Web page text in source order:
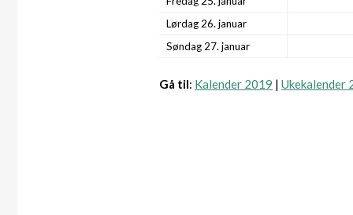
Lørdag 26. januar
Søndag 27. januar
Gå til: Kalender 2019 | Ukekalender